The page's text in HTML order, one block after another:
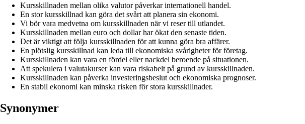
Kursskillnaden mellan olika valutor påverkar internationell handel.
En stor kursskillnad kan göra det svårt att planera sin ekonomi.
Vi bör vara medvetna om kursskillnaden när vi reser till utlandet.
Kursskillnaden mellan euro och dollar har ökat den senaste tiden.
Det är viktigt att följa kursskillnaden för att kunna göra bra affärer.
En plötslig kursskillnad kan leda till ekonomiska svårigheter för företag.
Kursskillnaden kan vara en fördel eller nackdel beroende på situationen.
Att spekulera i valutakurser kan vara riskabelt på grund av kursskillnaden.
Kursskillnaden kan påverka investeringsbeslut och ekonomiska prognoser.
En stabil ekonomi kan minska risken för stora kursskillnader.
Synonymer